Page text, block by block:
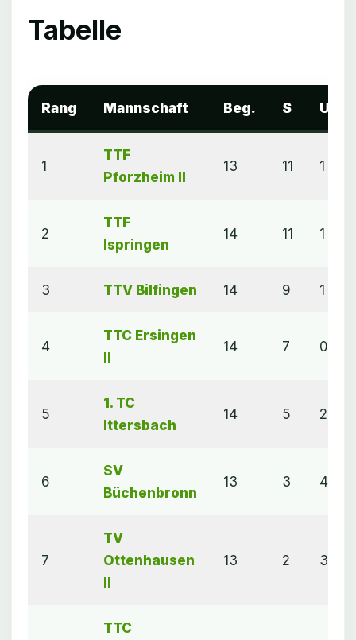
Tabelle
Rang Mannschaft Beg. S U
1
TTF
Pforzheim II
13 11 1
2
TTF
Ispringen
14 11 1
3 TTV Bilfingen 14 9 1
4
TTC Ersingen
14 7 0
5
1. TC
Ittersbach
14 5 2
6
SV
Büchenbronn
13 3 4
7
TV
Ottenhausen
13 2 3
TTC